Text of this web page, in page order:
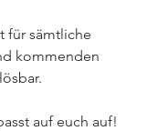
für sämtliche
kommenden
auf euch auf!